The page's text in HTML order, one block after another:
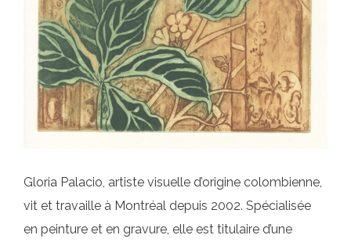
Gloria Palacio, artiste visuelle d’origine colombienne,
vit et travaille à Montréal depuis 2002. Spécialisée
en peinture et en gravure, elle est titulaire d’une